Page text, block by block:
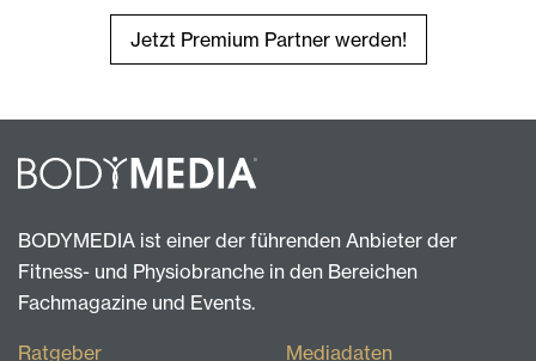
Jetzt Premium Partner werden!
BODYMEDIA ist einer der führenden Anbieter der
Fitness- und Physiobranche in den Bereichen
Fachmagazine und Events.
Ratgeber Mediadaten